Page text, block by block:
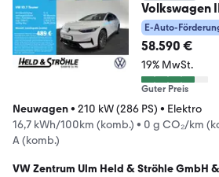
Volkswagen
kW AHK SHZ
E-Auto-
58.590 €
19% MwSt.
Guter Preis
Neuwagen• 210 kW (286 PS) • Elektro
16,7 kWh/100km (komb.) • 0 g CO₂/km
A (komb.)
VW Zentrum Ulm Held & Ströhle GmbH